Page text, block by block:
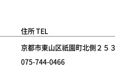
住所 TEL
京都市東山区祇園町北側２５
075-744-0466